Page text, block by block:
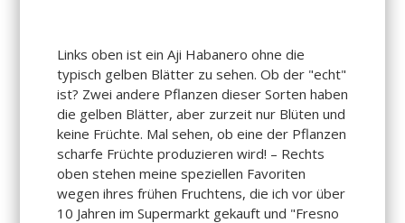
Links oben ist ein Aji Habanero ohne die
typisch gelben Blätter zu sehen. Ob der "echt"
ist? Zwei andere Pflanzen dieser Sorten haben
die gelben Blätter, aber zurzeit nur Blüten und
keine Früchte. Mal sehen, ob eine der Pflanzen
scharfe Früchte produzieren wird! – Rechts
oben stehen meine speziellen Favoriten
wegen ihres frühen Fruchtens, die ich vor über
10 Jahren im Supermarkt gekauft und "Fresno